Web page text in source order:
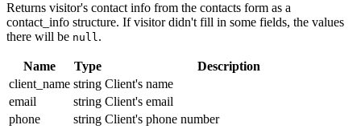
Returns visitor's contact info from the contacts form as a
contact_info structure. If visitor didn't fill in some fields, the values
there will be null.
Name Type
Description
client_name string Client's name
email
string Client's email
phone
string Client's phone number